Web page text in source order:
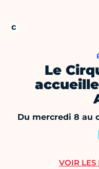
Le
Du mercredi 8 au
VOIR LES